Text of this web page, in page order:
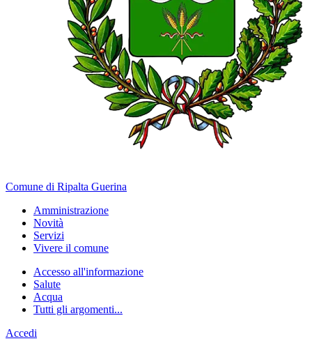
Comune di Ripalta Guerina
Amministrazione
Novità
Servizi
Vivere il comune
Accesso all'informazione
Salute
Acqua
Tutti gli argomenti...
Accedi